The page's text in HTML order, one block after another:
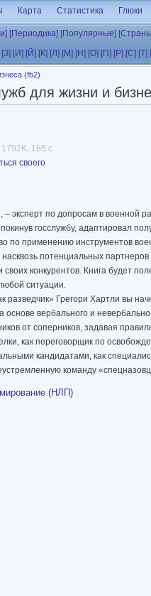
Карта Статистика Глюки
[Периодика] [Популярные]
[З] [И] [Й] [К] [Л] [М] [Н] [О] [П] [Р] [С] [Т]
(fb2)
для жизни и
1792K, 165 с.
своего
– эксперт по допросам в
госслужбу, адаптировал
по применению инструментов
насквозь потенциальных
своих конкурентов. Книга будет
ситуации.
разведчик» Грегори Хартли вы
основе вербального и
от соперников, задавая
как переговорщик по
кандидатами, как
команду
(НЛП)